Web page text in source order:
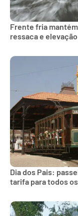
Frente fria
ressaca e
Dia dos Pais:
tarifa para todos